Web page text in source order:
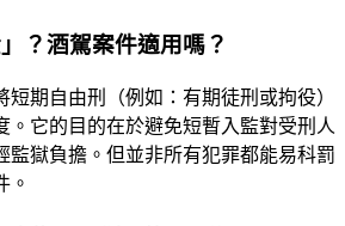
？酒駕案件適用嗎？
短期自由刑（例如：有期徒刑或拘役）
。它的目的在於避免短暫入監對受刑人
監獄負擔。但並非所有犯罪都能易科罰
。